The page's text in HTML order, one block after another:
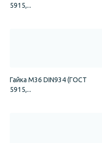
5915,...
Гайка М36 DIN934 (ГОСТ
5915,...